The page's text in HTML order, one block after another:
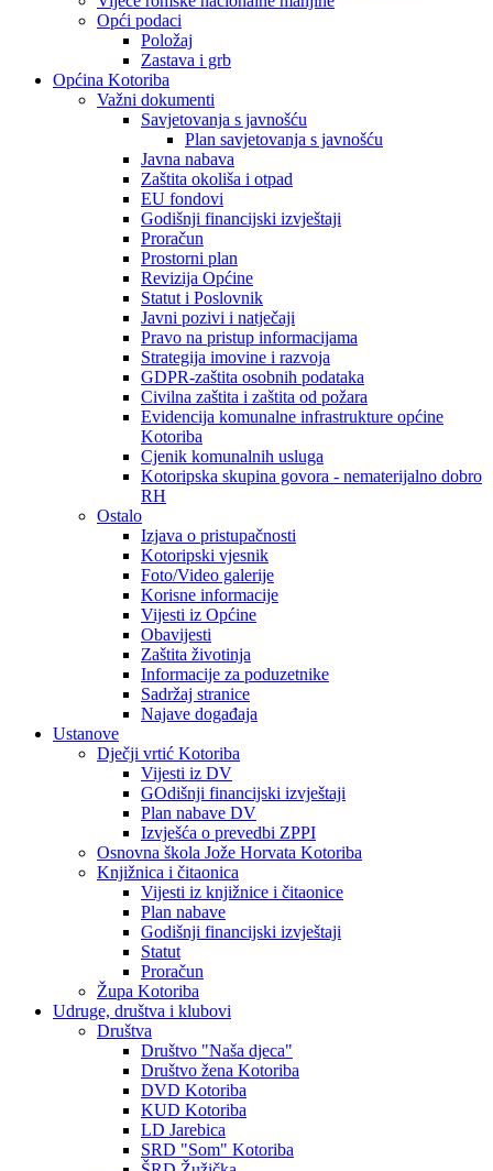
Opći podaci
Položaj
Zastava i grb
Općina Kotoriba
Važni dokumenti
Savjetovanja s javnošću
Plan savjetovanja s javnošću
Javna nabava
Zaštita okoliša i otpad
EU fondovi
Godišnji financijski izvještaji
Proračun
Prostorni plan
Revizija Općine
Statut i Poslovnik
Javni pozivi i natječaji
Pravo na pristup informacijama
Strategija imovine i razvoja
GDPR-zaštita osobnih podataka
Civilna zaštita i zaštita od požara
Evidencija komunalne infrastrukture općine
Kotoriba
Cjenik komunalnih usluga
Kotoripska skupina govora - nematerijalno dobro
RH
Ostalo
Izjava o pristupačnosti
Kotoripski vjesnik
Foto/Video galerije
Korisne informacije
Vijesti iz Općine
Obavijesti
Zaštita životinja
Informacije za poduzetnike
Sadržaj stranice
Najave događaja
Ustanove
Dječji vrtić Kotoriba
Vijesti iz DV
GOdišnji financijski izvještaji
Plan nabave DV
Izvješća o prevedbi ZPPI
Osnovna škola Jože Horvata Kotoriba
Knjižnica i čitaonica
Vijesti iz knjižnice i čitaonice
Plan nabave
Godišnji financijski izvještaji
Statut
Proračun
Župa Kotoriba
Udruge, društva i klubovi
Društva
Društvo "Naša djeca"
Društvo žena Kotoriba
DVD Kotoriba
KUD Kotoriba
LD Jarebica
SRD "Som" Kotoriba